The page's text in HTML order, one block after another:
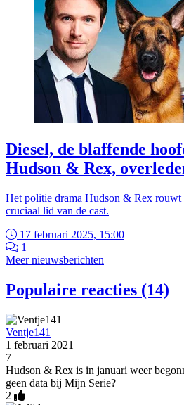
Diesel, de blaffende
Hudson & Rex,
Het politie drama Hudson & Rex rouwt
cruciaal lid van de cast.
17 februari 2025, 15:00
1
Meer nieuwsberichten
Populaire reacties (14)
Ventje141
1 februari 2021
7
Hudson & Rex is in januari weer
geen data bij Mijn Serie?
2